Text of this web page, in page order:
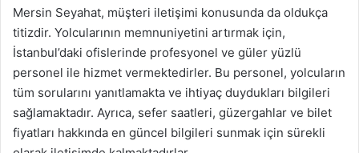
Mersin Seyahat, müşteri iletişimi konusunda da oldukça
titizdir. Yolcularının memnuniyetini artırmak için,
İstanbul’daki ofislerinde profesyonel ve güler yüzlü
personel ile hizmet vermektedirler. Bu personel, yolcuların
tüm sorularını yanıtlamakta ve ihtiyaç duydukları bilgileri
sağlamaktadır. Ayrıca, sefer saatleri, güzergahlar ve bilet
fiyatları hakkında en güncel bilgileri sunmak için sürekli